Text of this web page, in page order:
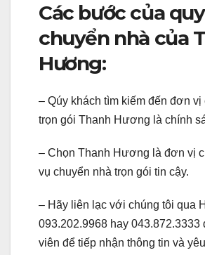
Các bước của
chuyển nhà của
Hương:
– Qúy khách tìm kiếm đến đơn vị
trọn gói Thanh Hương là chính
– Chọn Thanh Hương là đơn vị
vụ chuyển nhà trọn gói tin cậy.
– Hãy liên lạc với chúng tôi qua
093.202.9968 hay 043.872.3333
viên để tiếp nhận thông tin và